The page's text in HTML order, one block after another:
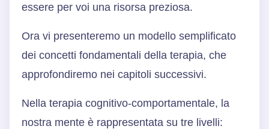
essere per voi una risorsa preziosa.
Ora vi presenteremo un modello semplificato
dei concetti fondamentali della terapia, che
approfondiremo nei capitoli successivi.
Nella terapia cognitivo-comportamentale, la
nostra mente è rappresentata su tre livelli: